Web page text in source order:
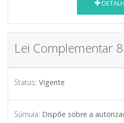
Lei Complementar
Status: Vigente
Súmula: Dispõe sobre a